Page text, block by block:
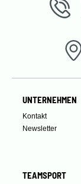
UNTERNEHMEN
Kontakt
Newsletter
TEAMSPORT